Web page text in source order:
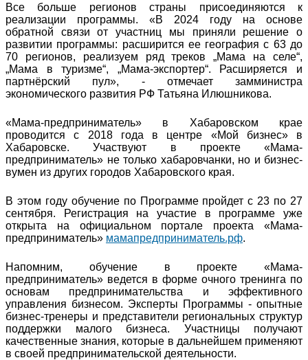
Все больше регионов страны присоединяются к
реализации программы. «В 2024 году на основе
обратной связи от участниц мы приняли решение о
развитии программы: расширится ее география с 63 до
70 регионов, реализуем ряд треков „Мама на селе“,
„Мама в туризме“, „Мама-экспортер“. Расширяется и
партнёрский пул», - отмечает замминистра
экономического развития РФ Татьяна Илюшникова.
«Мама-предприниматель» в Хабаровском крае
проводится с 2018 года в центре «Мой бизнес» в
Хабаровске. Участвуют в проекте «Мама-
предприниматель» не только хабаровчанки, но и бизнес-
вумен из других городов Хабаровского края.
В этом году обучение по Программе пройдет с 23 по 27
сентября. Регистрация на участие в программе уже
открыта на официальном портале проекта «Мама-
предприниматель» мамапредприниматель.рф.
Напомним, обучение в проекте «Мама-
предприниматель» ведется в форме очного тренинга по
основам предпринимательства и эффективного
управления бизнесом. Эксперты Программы - опытные
бизнес-тренеры и представители региональных структур
поддержки малого бизнеса. Участницы получают
качественные знания, которые в дальнейшем применяют
в своей предпринимательской деятельности.